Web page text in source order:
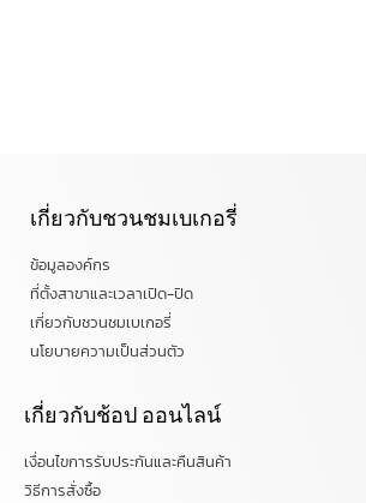
เกี่ยวกับชวนชมเบเกอรี่
ข้อมูลองค์กร
ที่ตั้งสาขาและเวลาเปิด-ปิด
เกี่ยวกับชวนชมเบเกอรี่
นโยบายความเป็นส่วนตัว
เกี่ยวกับช้อป ออนไลน์
เงื่อนไขการรับประกันและคืนสินค้า
วิธีการสั่งซื้อ